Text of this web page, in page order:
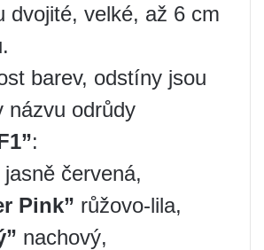
dvojité, velké, až 6 cm
barev, odstíny jsou
názvu odrůdy
:
jasně červená,
Pink” růžovo-lila,
nachový,